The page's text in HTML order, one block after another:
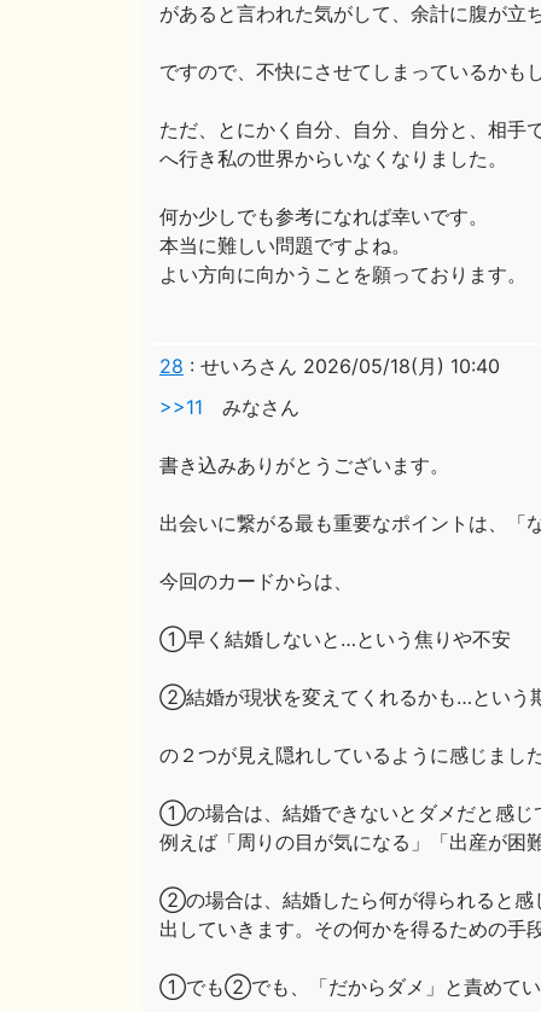
があると言われた気がして、余計に腹が立
ですので、不快にさせてしまっているかも
ただ、とにかく自分、自分、自分と、相手
へ行き私の世界からいなくなりました。
何か少しでも参考になれば幸いです。
本当に難しい問題ですよね。
よい方向に向かうことを願っております。
28 : せいろさん 2026/05/18(月) 10:40
>>11 みなさん
書き込みありがとうございます。
出会いに繋がる最も重要なポイントは、「
今回のカードからは、
①早く結婚しないと…という焦りや不安
②結婚が現状を変えてくれるかも…という
の２つが見え隠れしているように感じまし
①の場合は、結婚できないとダメだと感じ
例えば「周りの目が気になる」「出産が困
②の場合は、結婚したら何が得られると感
出していきます。その何かを得るための手
①でも②でも、「だからダメ」と責めてい